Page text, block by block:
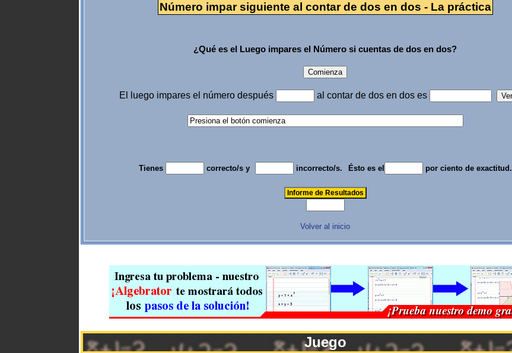
Número impar siguiente al contar de dos en dos - La práctica
¿Qué es el Luego impares el Número si cuentas de dos en dos?
El luego impares el número después al contar de dos en dos es
Tienes correcto/s y incorrecto/s. Ésto es el por ciento de exactitud.
Volver al inicio
Juego